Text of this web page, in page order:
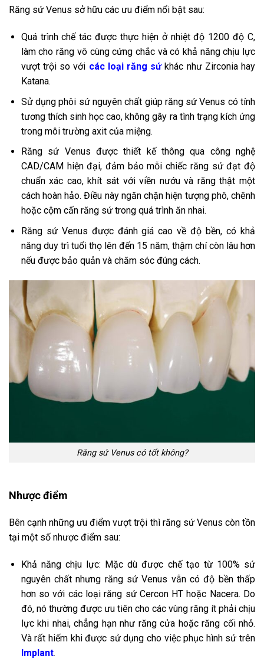
Răng sứ Venus sở hữu các ưu điểm nổi bật sau:
Quá trình chế tác được thực hiện ở nhiệt độ 1200 độ C,
làm cho răng vô cùng cứng chắc và có khả năng chịu lực
vượt trội so với các loại răng sứkhác như Zirconia hay
Katana.
Sử dụng phôi sứ nguyên chất giúp răng sứ Venus có tính
tương thích sinh học cao, không gây ra tình trạng kích ứng
trong môi trường axit của miệng.
Răng sứ Venus được thiết kế thông qua công nghệ
CAD/CAM hiện đại, đảm bảo mỗi chiếc răng sứ đạt độ
chuẩn xác cao, khít sát với viền nướu và răng thật một
cách hoàn hảo. Điều này ngăn chặn hiện tượng phô, chênh
hoặc cộm cấn răng sứ trong quá trình ăn nhai.
Răng sứ Venus được đánh giá cao về độ bền, có khả
năng duy trì tuổi thọ lên đến 15 năm, thậm chí còn lâu hơn
nếu được bảo quản và chăm sóc đúng cách.
Răng sứ Venus có tốt không?
Nhược điểm
Bên cạnh những ưu điểm vượt trội thì răng sứ Venus còn tồn
tại một số nhược điểm sau:
Khả năng chịu lực: Mặc dù được chế tạo từ 100% sứ
nguyên chất nhưng răng sứ Venus vẫn có độ bền thấp
hơn so với các loại răng sứ Cercon HT hoặc Nacera. Do
đó, nó thường được ưu tiên cho các vùng răng ít phải chịu
lực khi nhai, chẳng hạn như răng cửa hoặc răng cối nhỏ.
Và rất hiếm khi được sử dụng cho việc phục hình sứ trên
Implant.